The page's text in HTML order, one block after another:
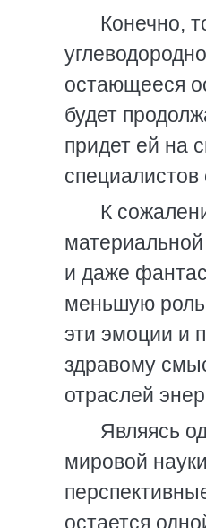
Конечно,
остающееся
будет
придет ей на
специалистов
К
и даже
меньшую
эти эмоции и
здравому
отраслей
Являясь
мировой
остается